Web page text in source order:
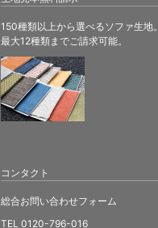
150種類以上から選べるソファ生地。
最大12種類までご請求可能。
コンタクト
総合お問い合わせフォーム
TEL 0120-796-016